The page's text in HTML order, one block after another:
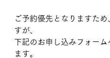
ご予約優先となりますた
すが、
下記のお申し込みフォー
ます。